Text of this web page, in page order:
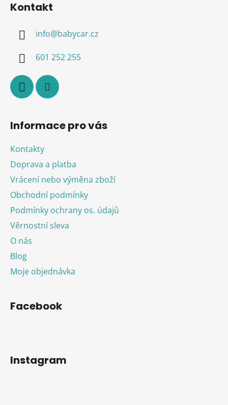
Kontakt
info@babycar.cz
601 252 255
Informace pro vás
Kontakty
Doprava a platba
Vrácení nebo výměna zboží
Obchodní podmínky
Podmínky ochrany os. údajů
Věrnostní sleva
O nás
Blog
Moje objednávka
Facebook
Instagram